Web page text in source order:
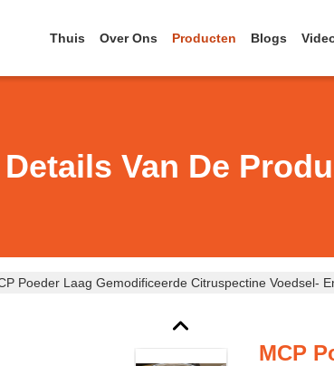
Thuis Over Ons Producten Blogs
Details Van De
Poeder Laag Gemodificeerde Citruspectine Voedsel-
MCP